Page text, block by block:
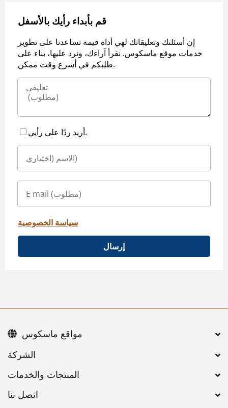
قم بأبداء رأيك بالأسفل
إن أسئلتك وتعليقاتك لهي أداة قيمة تساعدنا على تطوير
خدمات موقع ماسكوس. نقرأ آراءك، ونرد عليها، بناء على
طلبكم في أسرع وقت ممكن.
أريد ردًا على رأيي.
سياسة الخصوصية
إرسال
اتصل بنا
مواقع ماسكوس